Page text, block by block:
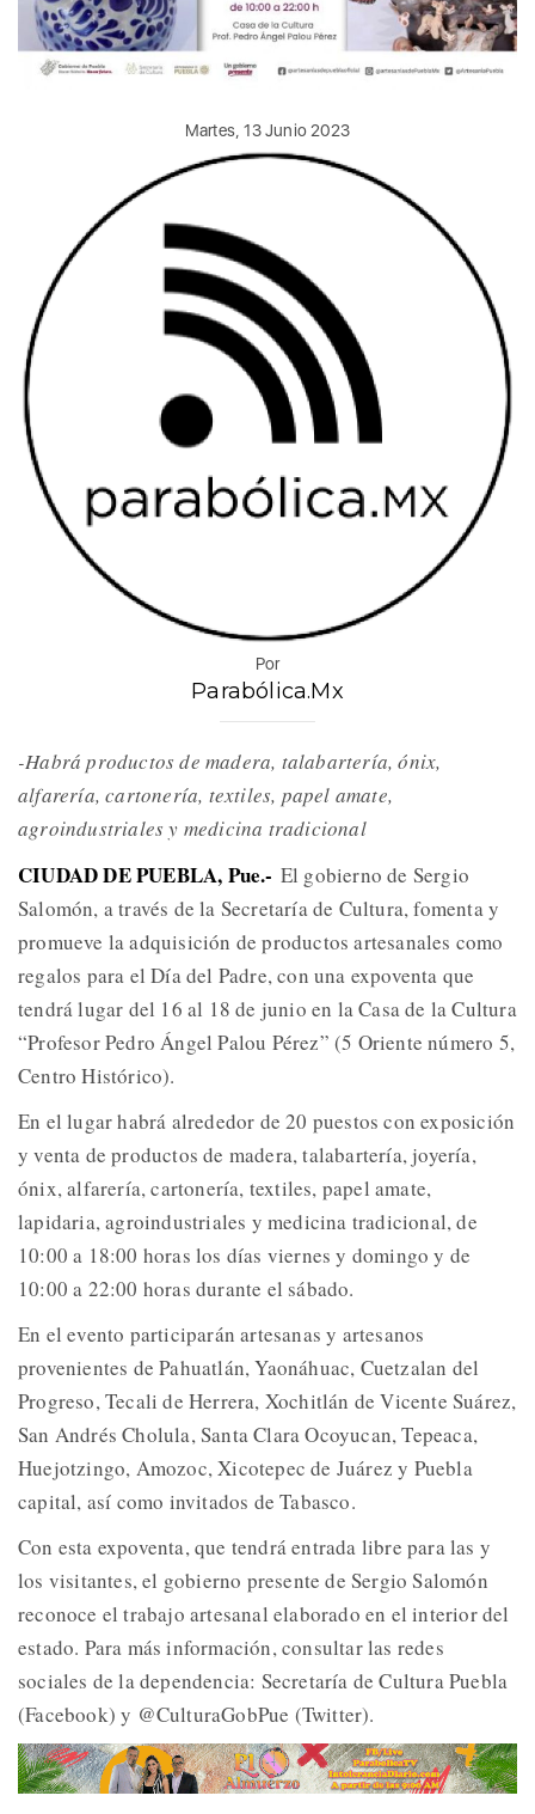
Martes, 13 Junio 2023
Por
Parabólica.Mx
-Habrá productos de madera, talabartería, ónix,
alfarería, cartonería, textiles, papel amate,
agroindustriales y medicina tradicional
CIUDAD DE PUEBLA, Pue.- El gobierno de Sergio
Salomón, a través de la Secretaría de Cultura, fomenta y
promueve la adquisición de productos artesanales como
regalos para el Día del Padre, con una expoventa que
tendrá lugar del 16 al 18 de junio en la Casa de la Cultura
“Profesor Pedro Ángel Palou Pérez” (5 Oriente número 5,
Centro Histórico).
En el lugar habrá alrededor de 20 puestos con exposición
y venta de productos de madera, talabartería, joyería,
ónix, alfarería, cartonería, textiles, papel amate,
lapidaria, agroindustriales y medicina tradicional, de
10:00 a 18:00 horas los días viernes y domingo y de
10:00 a 22:00 horas durante el sábado.
En el evento participarán artesanas y artesanos
provenientes de Pahuatlán, Yaonáhuac, Cuetzalan del
Progreso, Tecali de Herrera, Xochitlán de Vicente Suárez,
San Andrés Cholula, Santa Clara Ocoyucan, Tepeaca,
Huejotzingo, Amozoc, Xicotepec de Juárez y Puebla
capital, así como invitados de Tabasco.
Con esta expoventa, que tendrá entrada libre para las y
los visitantes, el gobierno presente de Sergio Salomón
reconoce el trabajo artesanal elaborado en el interior del
estado. Para más información, consultar las redes
sociales de la dependencia: Secretaría de Cultura Puebla
(Facebook) y @CulturaGobPue (Twitter).